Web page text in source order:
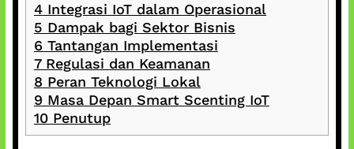
4Integrasi IoT dalam Operasional
5 Dampak bagi Sektor Bisnis
6 Tantangan Implementasi
7Regulasi dan Keamanan
8 Peran Teknologi Lokal
9 Masa Depan Smart Scenting IoT
10Penutup